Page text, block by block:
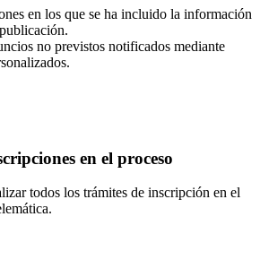
en los que se ha incluido la información
no previstos notificados mediante
en el proceso
todos los trámites de inscripción en el